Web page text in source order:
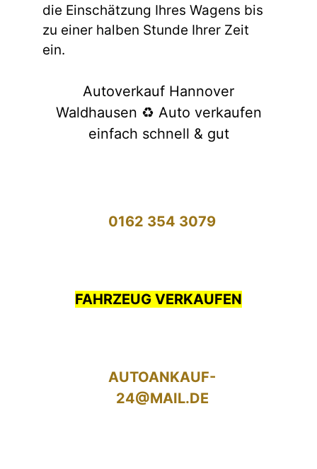
die Einschätzung Ihres Wagens bis
zu einer halben Stunde Ihrer Zeit
ein.
Autoverkauf Hannover
Waldhausen ♻️ Auto verkaufen
einfach schnell & gut
0162 354 3079
FAHRZEUG VERKAUFEN
AUTOANKAUF-
24@MAIL.DE